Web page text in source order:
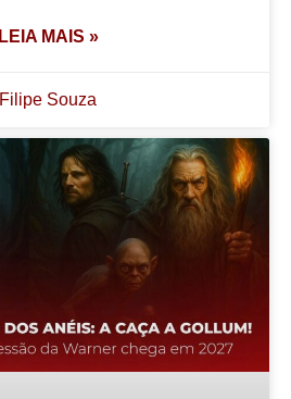
LEIA MAIS »
Filipe Souza